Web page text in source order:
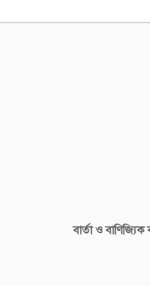
বার্তা ও বাণিজ্যিক